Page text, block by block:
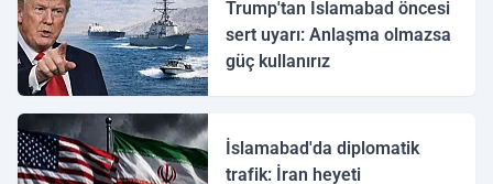
Trump'tan İslamabad öncesi
sert uyarı: Anlaşma olmazsa
güç kullanırız
İslamabad'da diplomatik
trafik: İran heyeti